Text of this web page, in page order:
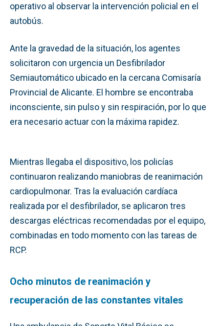
operativo al observar la intervención policial en el
autobús.
Ante la gravedad de la situación, los agentes
solicitaron con urgencia un Desfibrilador
Semiautomático ubicado en la cercana Comisaría
Provincial de Alicante. El hombre se encontraba
inconsciente, sin pulso y sin respiración, por lo que
era necesario actuar con la máxima rapidez.
Mientras llegaba el dispositivo, los policías
continuaron realizando maniobras de reanimación
cardiopulmonar. Tras la evaluación cardíaca
realizada por el desfibrilador, se aplicaron tres
descargas eléctricas recomendadas por el equipo,
combinadas en todo momento con las tareas de
RCP.
Ocho minutos de reanimación y
recuperación de las constantes vitales